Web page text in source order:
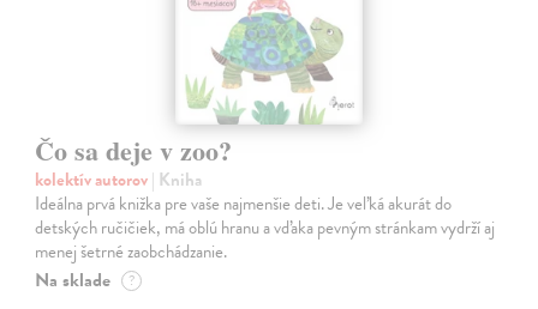
Čo sa deje v zoo?
kolektív autorov| Kniha
Ideálna prvá knižka pre vaše najmenšie deti. Je veľká akurát do
detských ručičiek, má oblú hranu a vďaka pevným stránkam vydrží aj
menej šetrné zaobchádzanie.
Na sklade ?